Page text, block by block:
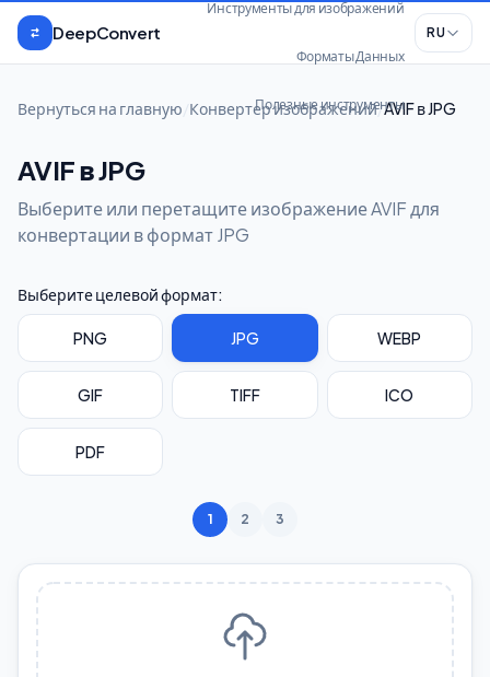
Перейти к содержимому
DeepConvert
Инструменты для изображений
Форматы Данных
Полезные инструменты
RU
Вернуться на главную Конвертер изображений/AVIF в JPG
AVIF в JPG
Выберите или перетащите изображение AVIF для
конвертации в формат JPG
Выберите целевой формат:
PNG JPG WEBP
GIF TIFF ICO
PDF
1 2 3